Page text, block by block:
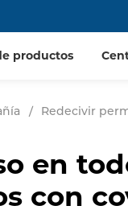
productos
/ Redecivir
en
con